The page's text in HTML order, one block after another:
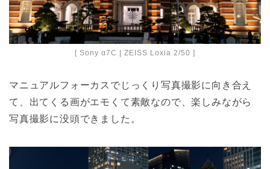
[ Sony α7C | ZEISS Loxia 2/50 ]
マニュアルフォーカスでじっくり写真撮影に向き合え
て、出てくる画がエモくて素敵なので、楽しみながら
写真撮影に没頭できました。